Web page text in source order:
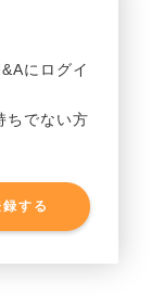
にログイ
ちでない方
する